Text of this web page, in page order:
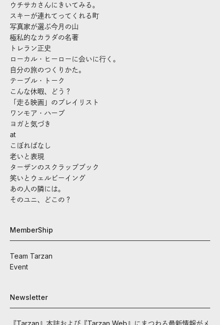
ウチサカさんにきいてみる。
スキーが連れてってくれる町
写真家が選ぶ今月の山
極私的なカラダの名著
トレラン正史
ローカル・ヒーローに会いに行く。
自分の旅のつくりかた。
テーブル・トーク
こんな休暇、どう？
「走る映画」のプレイリスト
ワンモア・ハーブ
ヨガと気づき
at
こぼればなし
老いと表現
ターザンのスクラップブック
笑いとウェルビーイング
あの人の隣には。
そのユニ、どこの？
MemberShip
Team Tarzan
Event
Newsletter